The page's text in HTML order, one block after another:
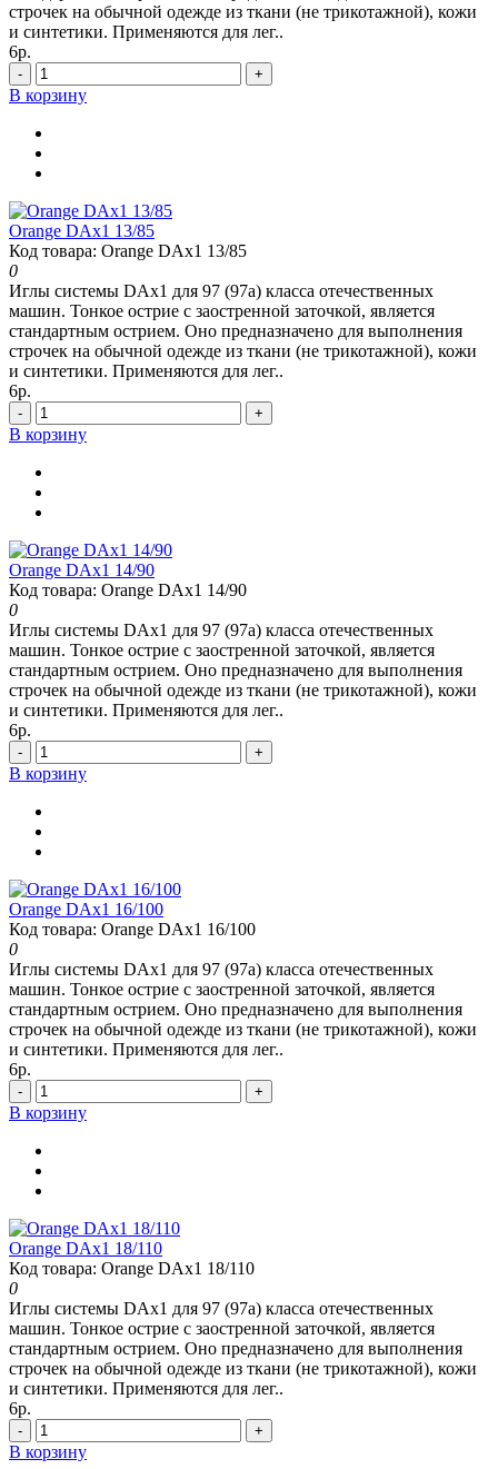
строчек на обычной одежде из ткани (не трикотажной), кожи
и синтетики. Применяются для лег..
6р.
- +
В корзину
Orange DAx1 13/85
Код товара: Orange DAx1 13/85
0
Иглы системы DAx1 для 97 (97а) класса отечественных
машин. Тонкое острие с заостренной заточкой, является
стандартным острием. Оно предназначено для выполнения
строчек на обычной одежде из ткани (не трикотажной), кожи
и синтетики. Применяются для лег..
6р.
- +
В корзину
Orange DAx1 14/90
Код товара: Orange DAx1 14/90
0
Иглы системы DAx1 для 97 (97а) класса отечественных
машин. Тонкое острие с заостренной заточкой, является
стандартным острием. Оно предназначено для выполнения
строчек на обычной одежде из ткани (не трикотажной), кожи
и синтетики. Применяются для лег..
6р.
- +
В корзину
Orange DAx1 16/100
Код товара: Orange DAx1 16/100
0
Иглы системы DAx1 для 97 (97а) класса отечественных
машин. Тонкое острие с заостренной заточкой, является
стандартным острием. Оно предназначено для выполнения
строчек на обычной одежде из ткани (не трикотажной), кожи
и синтетики. Применяются для лег..
6р.
- +
В корзину
Orange DAx1 18/110
Код товара: Orange DAx1 18/110
0
Иглы системы DAx1 для 97 (97а) класса отечественных
машин. Тонкое острие с заостренной заточкой, является
стандартным острием. Оно предназначено для выполнения
строчек на обычной одежде из ткани (не трикотажной), кожи
и синтетики. Применяются для лег..
6р.
- +
В корзину